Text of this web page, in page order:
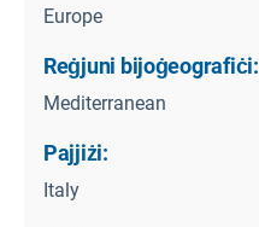
Europe
Reġjuni bijoġeografiċi:
Mediterranean
Pajjiżi:
Italy